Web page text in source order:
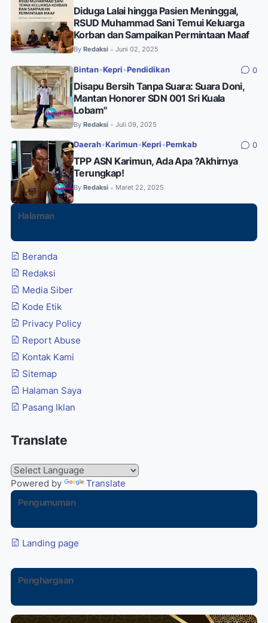
Diduga Lalai hingga Pasien Meninggal,
RSUD Muhammad Sani Temui Keluarga
Korban dan Sampaikan Permintaan Maaf
By Redaksi • Juni 02, 2025
Bintan•Kepri •Pendidikan 0
Disapu Bersih Tanpa Suara: Suara Doni,
Mantan Honorer SDN 001 Sri Kuala
Lobam"
By Redaksi • Juli 09, 2025
Daerah•Karimun•Kepri •Pemkab 0
TPP ASN Karimun, Ada Apa ?Akhirnya
Terungkap!
By Redaksi • Maret 22, 2025
Halaman
Beranda
Redaksi
Media Siber
Kode Etik
Privacy Policy
Report Abuse
Kontak Kami
Sitemap
Halaman Saya
Pasang Iklan
Translate
Powered by
Translate
Pengumuman
Landing page
Penghargaan